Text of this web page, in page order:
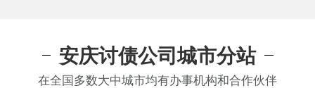
安庆讨债公司城市分站
在全国多数大中城市均有办事机构和合作伙伴